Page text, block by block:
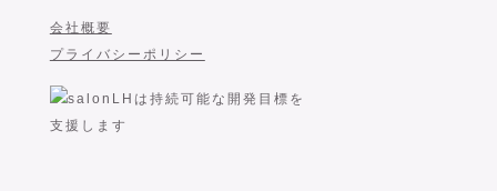
会社概要
プライバシーポリシー